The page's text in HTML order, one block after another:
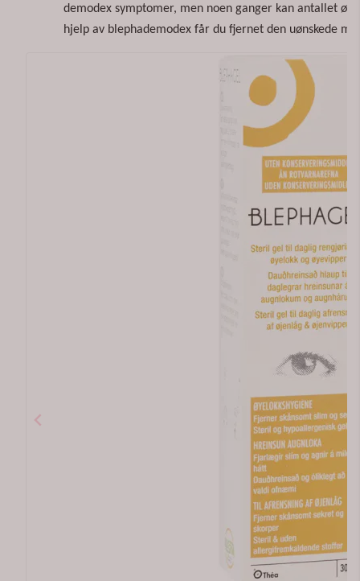
demodex symptomer, men noen ganger kan antallet
hjelp av blephademodex får du fjernet den uønskede